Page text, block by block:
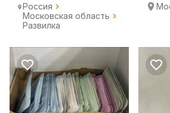
Россия
Московская область
Развилка